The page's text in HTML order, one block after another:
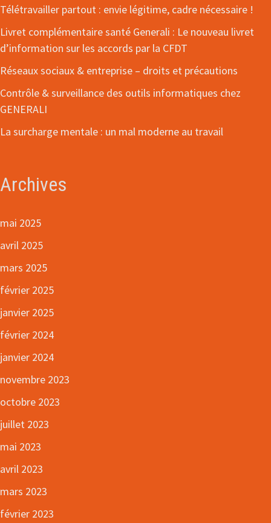
Télétravailler partout : envie légitime, cadre nécessaire !
Livret complémentaire santé Generali : Le nouveau livret
d’information sur les accords par la CFDT
Réseaux sociaux & entreprise – droits et précautions
Contrôle & surveillance des outils informatiques chez
GENERALI
La surcharge mentale : un mal moderne au travail
Archives
mai 2025
avril 2025
mars 2025
février 2025
janvier 2025
février 2024
janvier 2024
novembre 2023
octobre 2023
juillet 2023
mai 2023
avril 2023
mars 2023
février 2023